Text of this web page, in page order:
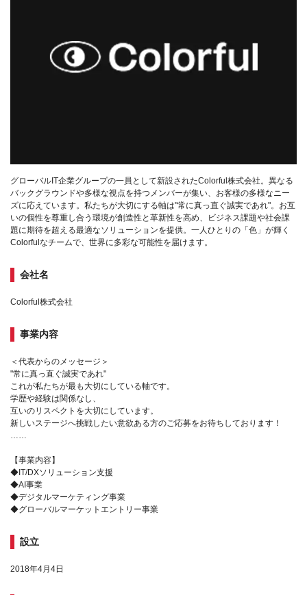
グローバルIT企業グループの一員として新設されたColorful株式会社。異なる
バックグラウンドや多様な視点を持つメンバーが集い、お客様の多様なニー
ズに応えています。私たちが大切にする軸は"常に真っ直ぐ誠実であれ"。お互
いの個性を尊重し合う環境が創造性と革新性を高め、ビジネス課題や社会課
題に期待を超える最適なソリューションを提供。一人ひとりの「色」が輝く
Colorfulなチームで、世界に多彩な可能性を届けます。
会社名
Colorful株式会社
事業内容
＜代表からのメッセージ＞
"常に真っ直ぐ誠実であれ"
これが私たちが最も大切にしている軸です。
学歴や経験は関係なし、
互いのリスペクトを大切にしています。
新しいステージへ挑戦したい意欲ある方のご応募をお待ちしております！
……
【事業内容】
◆IT/DXソリューション支援
◆AI事業
◆デジタルマーケティング事業
◆グローバルマーケットエントリー事業
設立
2018年4月4日